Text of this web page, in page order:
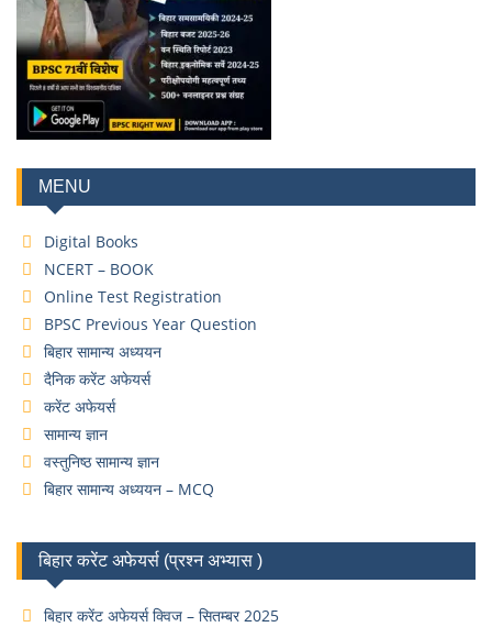
MENU
Digital Books
NCERT – BOOK
Online Test Registration
BPSC Previous Year Question
बिहार सामान्य अध्ययन
दैनिक करेंट अफेयर्स
करेंट अफेयर्स
सामान्य ज्ञान
वस्तुनिष्ठ सामान्य ज्ञान
बिहार सामान्य अध्ययन – MCQ
बिहार करेंट अफेयर्स (प्रश्न अभ्यास )
बिहार करेंट अफेयर्स क्विज – सितम्बर 2025